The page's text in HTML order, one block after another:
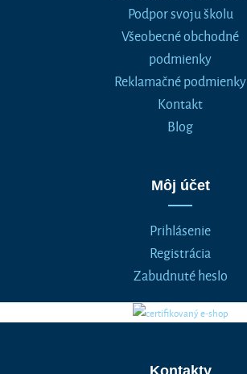
Podpor svoju školu
Všeobecné obchodné
podmienky
Reklamačné podmienky
Kontakt
Blog
Môj účet
Prihlásenie
Registrácia
Zabudnuté heslo
Kontakty